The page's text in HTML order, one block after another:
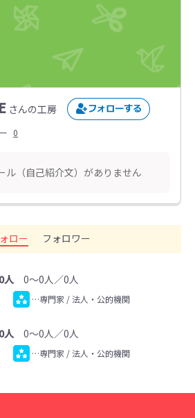
さんの工房
0
ル（自己紹介文）がありません
ロー フォロワー
0人0～0人／0人
…専門家 / 法人・公的機関
0人0～0人／0人
…専門家 / 法人・公的機関